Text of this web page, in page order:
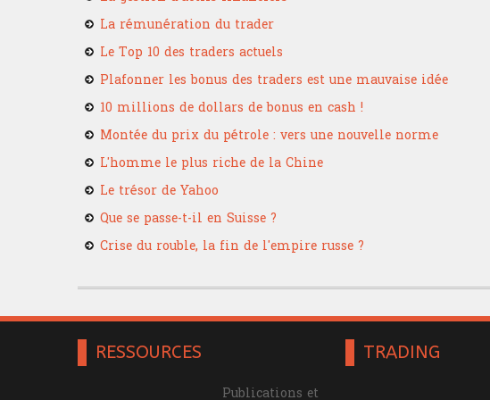
La rémunération du trader
Le Top 10 des traders actuels
Plafonner les bonus des traders est une mauvaise idée
10 millions de dollars de bonus en cash !
Montée du prix du pétrole : vers une nouvelle norme
L'homme le plus riche de la Chine
Le trésor de Yahoo
Que se passe-t-il en Suisse ?
Crise du rouble, la fin de l'empire russe ?
RESSOURCES
Publications et
TRADING